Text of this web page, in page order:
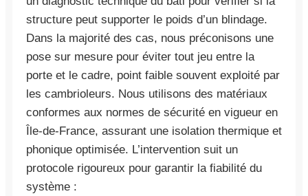
structure peut supporter le poids d’un blindage.
Dans la majorité des cas, nous préconisons une
pose sur mesure pour éviter tout jeu entre la
porte et le cadre, point faible souvent exploité par
les cambrioleurs. Nous utilisons des matériaux
conformes aux normes de sécurité en vigueur en
Île-de-France, assurant une isolation thermique et
phonique optimisée. L’intervention suit un
protocole rigoureux pour garantir la fiabilité du
système :